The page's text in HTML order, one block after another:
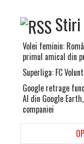
Stiri
Volei feminin:
primul amical din
Superliga: FC
Google retrage
AI din Google
companiei